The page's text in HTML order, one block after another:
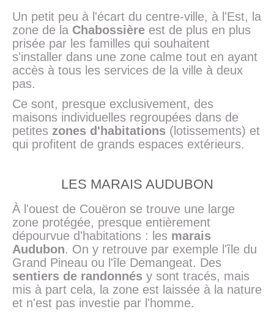
Un petit peu à l'écart du centre-ville, à l'Est, la
zone de la Chabossière est de plus en plus
prisée par les familles qui souhaitent
s'installer dans une zone calme tout en ayant
accès à tous les services de la ville à deux
pas.
Ce sont, presque exclusivement, des
maisons individuelles regroupées dans de
petites zones d'habitations (lotissements) et
qui profitent de grands espaces extérieurs.
LES MARAIS AUDUBON
À l'ouest de Couëron se trouve une large
zone protégée, presque entièrement
dépourvue d'habitations : les marais
Audubon. On y retrouve par exemple l'île du
Grand Pineau ou l'île Demangeat. Des
sentiers de randonnés y sont tracés, mais
mis à part cela, la zone est laissée à la nature
et n'est pas investie par l'homme.